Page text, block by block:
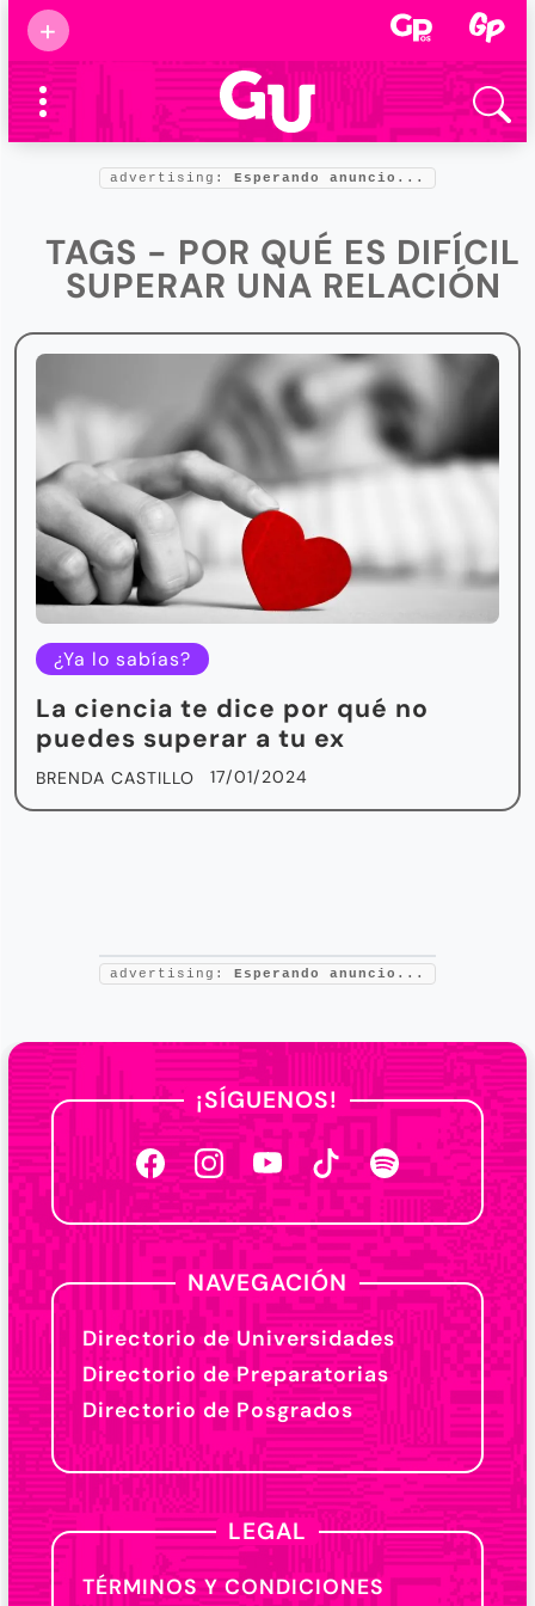
+
Supermamás
2025
Marcas de
confianza
Foro salud
advertising: Esperando anuncio...
TAGS - POR QUÉ ES DIFÍCIL
SUPERAR UNA RELACIÓN
¿Ya lo sabías?
La ciencia te dice por qué no
puedes superar a tu ex
BRENDA CASTILLO 17/01/2024
advertising: Esperando anuncio...
¡SÍGUENOS!
NAVEGACIÓN
Directorio de Universidades
Directorio de Preparatorias
Directorio de Posgrados
LEGAL
TÉRMINOS Y CONDICIONES